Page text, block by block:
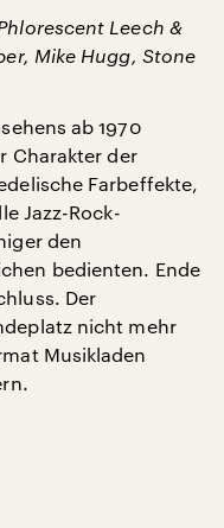
Leech &
Mike Hugg, Stone
ab 1970
Charakter der
Farbeffekte,
Jazz-Rock-
den
bedienten. Ende
Der
nicht mehr
Musikladen